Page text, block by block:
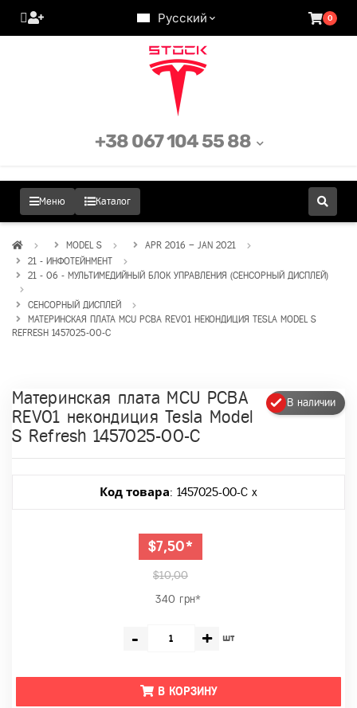
Русский 0
Меню Каталог
+38 067 104 55 88
MODEL S
APR 2016 – JAN 2021
21 - ИНФОТЕЙНМЕНТ
21 - 06 - МУЛЬТИМЕДИЙНЫЙ БЛОК УПРАВЛЕНИЯ (СЕНСОРНЫЙ ДИСПЛЕЙ)
СЕНСОРНЫЙ ДИСПЛЕЙ
МАТЕРИНСКАЯ ПЛАТА MCU PCBA REV01 НЕКОНДИЦИЯ TESLA MODEL S
REFRESH 1457025-00-C
В наличии
Материнская плата MCU PCBA
REV01 некондиция Tesla Model
S Refresh 1457025-00-C
Код товара: 1457025-00-C x
$7,50*
$10,00
340 грн*
- + шт
В КОРЗИНУ